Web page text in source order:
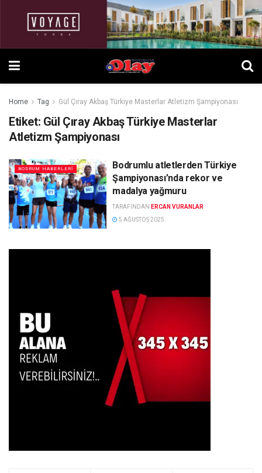
Home Tag Gül Çıray Akbaş Türkiye Masterlar Atletizm Şampiyonası
Etiket: Gül Çıray Akbaş Türkiye Masterlar
Atletizm Şampiyonası
BODRUM HABERLERI
Bodrumlu atletlerden Türkiye
Şampiyonası’nda rekor ve
madalya yağmuru
TARAFINDAN ERCAN VURANLAR
5 AĞUSTOS 2025